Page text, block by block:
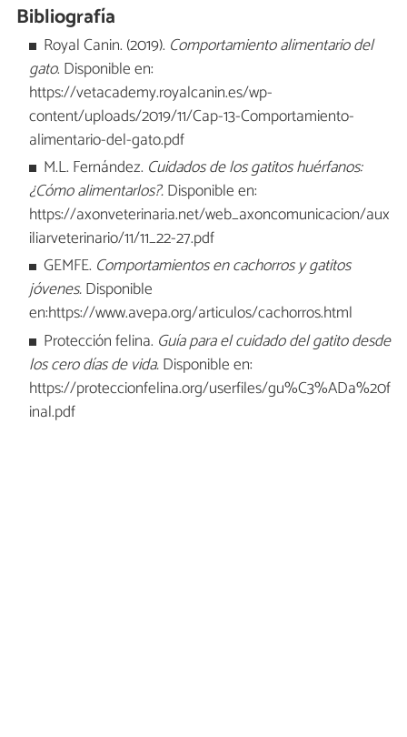
Bibliografía
Royal Canin. (2019). Comportamiento alimentario del
gato. Disponible en:
https://vetacademy.royalcanin.es/wp-
content/uploads/2019/11/Cap-13-Comportamiento-
alimentario-del-gato.pdf
M.L. Fernández. Cuidados de los gatitos huérfanos:
¿Cómo alimentarlos?.Disponible en:
https://axonveterinaria.net/web_axoncomunicacion/aux
iliarveterinario/11/11_22-27.pdf
GEMFE. Comportamientos en cachorros y gatitos
jóvenes.Disponible
en:https://www.avepa.org/articulos/cachorros.html
Protección felina. Guía para el cuidado del gatito desde
los cero días de vida.Disponible en:
https://proteccionfelina.org/userfiles/gu%C3%ADa%20f
inal.pdf